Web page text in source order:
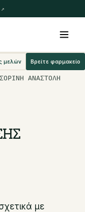
μελών Βρείτε φαρμακείο
ΑΝΑΣΤΟΛΗ
με